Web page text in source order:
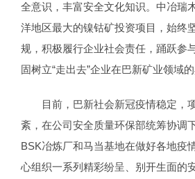
全意识，丰富安全文化知识。中冶瑞
洋地区最大的镍钴矿投资项目，始终
规，积极履行企业社会责任，踊跃参
固树立“走出去”企业在巴新矿业领域的
目前，巴新社会新冠疫情稳定，
紊，在公司安全质量环保部统筹协调
BSK冶炼厂和马当基地在做好各地疫
心组织一系列精彩纷呈、别开生面的